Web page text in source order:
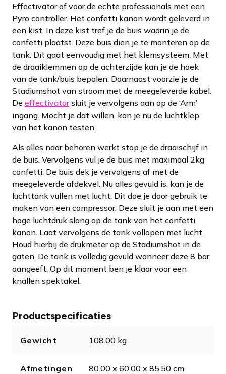
Effectivator of voor de echte professionals met een
Pyro controller. Het confetti kanon wordt geleverd in
een kist. In deze kist tref je de buis waarin je de
confetti plaatst. Deze buis dien je te monteren op de
tank. Dit gaat eenvoudig met het klemsysteem. Met
de draaiklemmen op de achterzijde kan je de hoek
van de tank/buis bepalen. Daarnaast voorzie je de
Stadiumshot van stroom met de meegeleverde kabel.
De effectivatorsluit je vervolgens aan op de ‘Arm’
ingang. Mocht je dat willen, kan je nu de luchtklep
van het kanon testen.
Als alles naar behoren werkt stop je de draaischijf in
de buis. Vervolgens vul je de buis met maximaal 2kg
confetti. De buis dek je vervolgens af met de
meegeleverde afdekvel. Nu alles gevuld is, kan je de
luchttank vullen met lucht. Dit doe je door gebruik te
maken van een compressor. Deze sluit je aan met een
hoge luchtdruk slang op de tank van het confetti
kanon. Laat vervolgens de tank vollopen met lucht.
Houd hierbij de drukmeter op de Stadiumshot in de
gaten. De tank is volledig gevuld wanneer deze 8 bar
aangeeft. Op dit moment ben je klaar voor een
knallen spektakel.
Productspecificaties
Gewicht 108.00 kg
Afmetingen 80.00 x 60.00 x 85.50 cm